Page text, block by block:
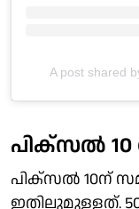
A post shared
പിക്‌സല്‍ 10
പിക്‌സല്‍ 10ന്
ഇതിലുമുള്ളത്. 50